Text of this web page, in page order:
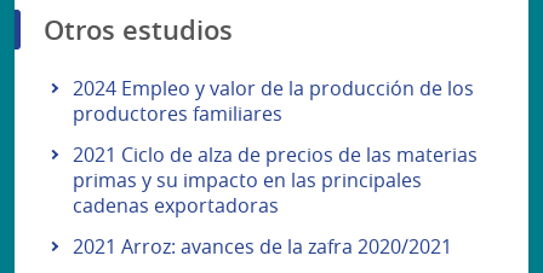
Otros estudios
2024 Empleo y valor de la producción de los
productores familiares
2021 Ciclo de alza de precios de las materias
primas y su impacto en las principales
cadenas exportadoras
2021 Arroz: avances de la zafra 2020/2021